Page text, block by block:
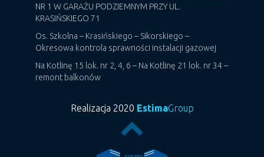
NR 1 W GARAŻU PODZIEMNYM PRZY UL.
KRASIŃSKIEGO 71
Os. Szkolna – Krasińskiego – Sikorskiego –
Okresowa kontrola sprawności instalacji gazowej
Na Kotlinę 15 lok. nr 2, 4, 6 – Na Kotlinę 21 lok. nr 34 –
remont balkonów
Realizacja 2020 EstimaGroup